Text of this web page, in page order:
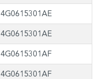
4G0615301AE
4G0615301AE
4G0615301AF
4G0615301AF